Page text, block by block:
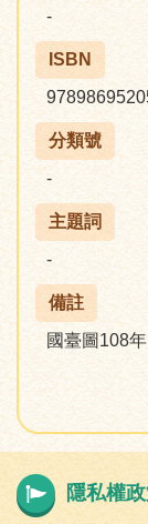
-
ISBN
分類號
-
主題詞
-
備註
國臺圖108
隱私權